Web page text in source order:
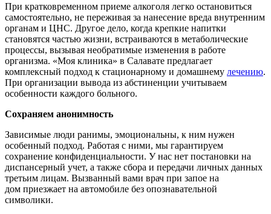
При кратковременном приеме алкоголя легко остановиться
самостоятельно, не переживая за нанесение вреда внутренним
органам и ЦНС. Другое дело, когда крепкие напитки
становятся частью жизни, встраиваются в метаболические
процессы, вызывая необратимые изменения в работе
организма. «Моя клиника» в Салавате предлагает
комплексный подход к стационарному и домашнему лечению.
При организации вывода из абстиненции учитываем
особенности каждого больного.
Сохраняем анонимность
Зависимые люди ранимы, эмоциональны, к ним нужен
особенный подход. Работая с ними, мы гарантируем
сохранение конфиденциальности. У нас нет постановки на
диспансерный учет, а также сбора и передачи личных данных
третьим лицам. Вызванный вами врач при запое на
дом приезжает на автомобиле без опознавательной
символики.